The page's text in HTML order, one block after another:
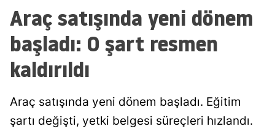
Kocaeli
Konya
Malatya
Manisa
Araç satışında yeni dönem
başladı: O şart resmen
kaldırıldı
Araç satışında yeni dönem başladı. Eğitim
şartı değişti, yetki belgesi süreçleri hızlandı.